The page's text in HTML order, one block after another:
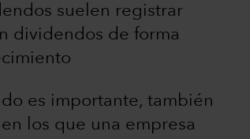
suelen registrar
dividendos de forma
es importante, también
los que una empresa